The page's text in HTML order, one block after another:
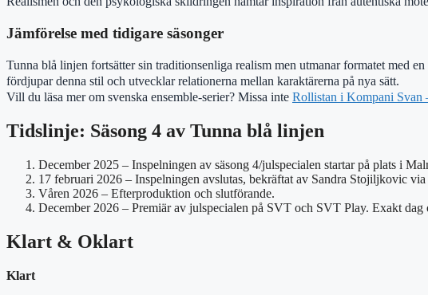
Jämförelse med tidigare säsonger
Tunna blå linjen fortsätter sin traditionsenliga realism men utmanar formatet med
fördjupar denna stil och utvecklar relationerna mellan karaktärerna på nya sätt.
Vill du läsa mer om svenska ensemble-serier? Missa inte Rollistan i Kompani Svan
Tidslinje: Säsong 4 av Tunna blå linjen
December 2025 – Inspelningen av säsong 4/julspecialen startar på plats i
17 februari 2026 – Inspelningen avslutas, bekräftat av Sandra Stojiljkovic
Våren 2026 – Efterproduktion och slutförande.
December 2026 – Premiär av julspecialen på SVT och SVT Play. Exakt dag
Klart & Oklart
Klart